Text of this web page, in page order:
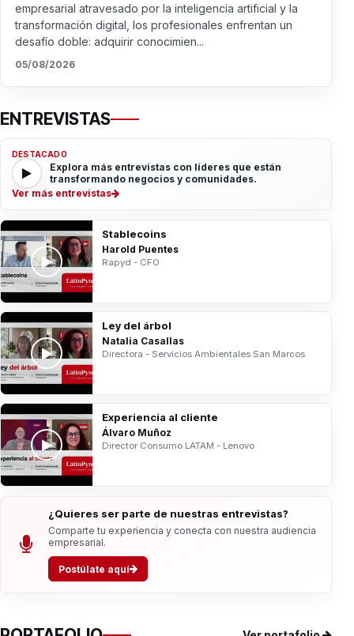
empresarial atravesado por la inteligencia artificial y la
transformación digital, los profesionales enfrentan un
desafío doble: adquirir conocimien...
05/08/2026
ENTREVISTAS
DESTACADO
Explora más entrevistas con líderes que están
transformando negocios y comunidades.
Ver más entrevistas
Stablecoins
Harold Puentes
Rapyd - CFO
Ley del árbol
Natalia Casallas
Directora - Servicios Ambientales San Marcos
Experiencia al cliente
Álvaro Muñoz
Director Consumo LATAM - Lenovo
¿Quieres ser parte de nuestras entrevistas?
Comparte tu experiencia y conecta con nuestra audiencia
empresarial.
Postúlate aquí